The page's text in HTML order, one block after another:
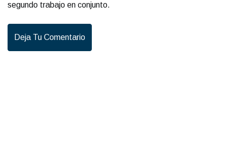
segundo trabajo en conjunto.
Deja Tu Comentario